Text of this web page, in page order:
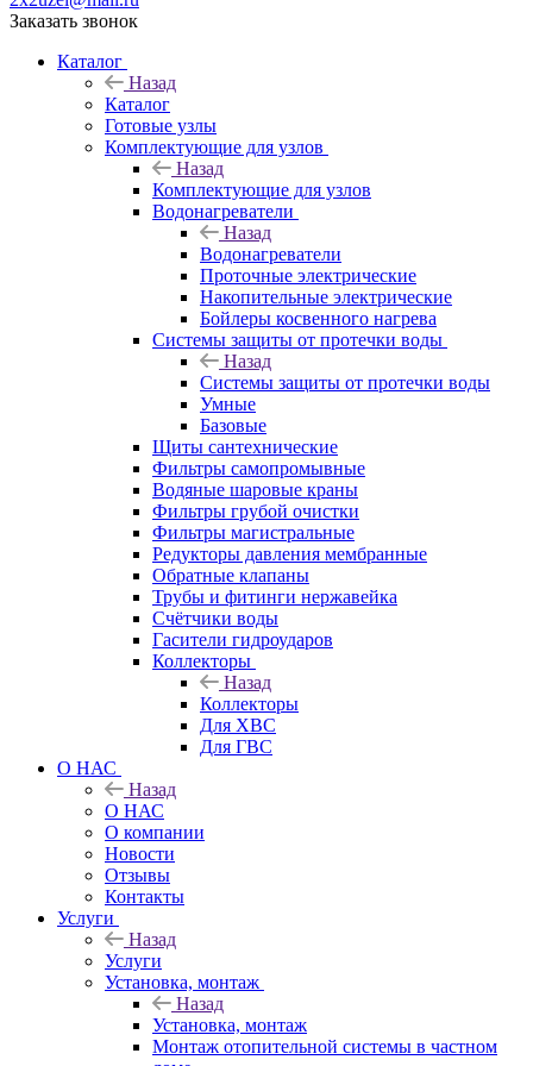
Заказать звонок
Каталог
Назад
Каталог
Готовые узлы
Комплектующие для узлов
Назад
Комплектующие для узлов
Водонагреватели
Назад
Водонагреватели
Проточные электрические
Накопительные электрические
Бойлеры косвенного нагрева
Системы защиты от протечки воды
Назад
Системы защиты от протечки воды
Умные
Базовые
Щиты сантехнические
Фильтры самопромывные
Водяные шаровые краны
Фильтры грубой очистки
Фильтры магистральные
Редукторы давления мембранные
Обратные клапаны
Трубы и фитинги нержавейка
Счётчики воды
Гасители гидроударов
Коллекторы
Назад
Коллекторы
Для ХВС
Для ГВС
О НАС
Назад
О НАС
О компании
Новости
Отзывы
Контакты
Услуги
Назад
Услуги
Установка, монтаж
Назад
Установка, монтаж
Монтаж отопительной системы в частном